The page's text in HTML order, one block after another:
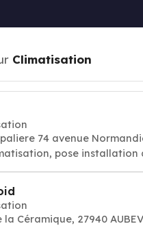
Climatisation
74 avenue
pose
Céramique, 27940